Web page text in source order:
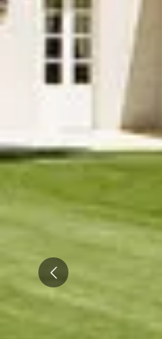
Champagne Taittinger
Champagne Veuve Clicquot
Château de Pommard
Pressoria
Prev